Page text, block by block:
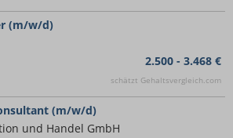
(m/w/d)
2.500 - 3.468 €
schätzt Gehaltsvergleich.com
(m/w/d)
und Handel GmbH